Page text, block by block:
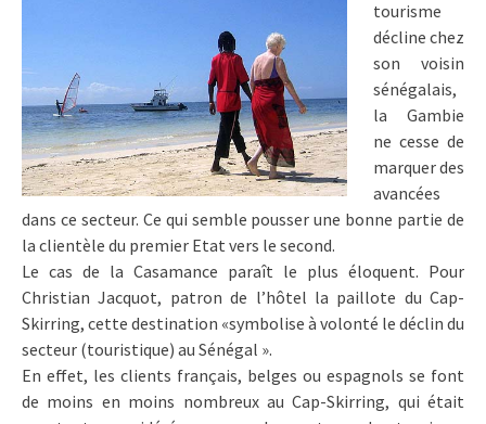
tourisme
décline chez
son voisin
sénégalais,
la Gambie
ne cesse de
marquer des
avancées
dans ce secteur. Ce qui semble pousser une bonne partie de
la clientèle du premier Etat vers le second.
Le cas de la Casamance paraît le plus éloquent. Pour
Christian Jacquot, patron de l’hôtel la paillote du Cap-
Skirring, cette destination «symbolise à volonté le déclin du
secteur (touristique) au Sénégal ».
En effet, les clients français, belges ou espagnols se font
de moins en moins nombreux au Cap-Skirring, qui était